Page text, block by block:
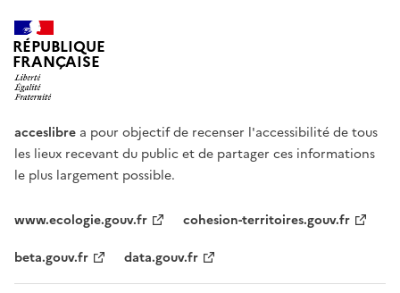
RÉPUBLIQUE
FRANÇAISE
acceslibre a pour objectif de recenser l'accessibilité de tous
les lieux recevant du public et de partager ces informations
le plus largement possible.
www.ecologie.gouv.fr
cohesion-territoires.gouv.fr
beta.gouv.fr
data.gouv.fr